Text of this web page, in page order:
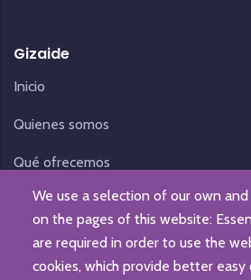
Gizaide
Inicio
Quienes somos
Qué ofrecemos
Noticias
Contacto
We use a selection of our own
on the pages of this website:
are required in order to use the
cookies, which provide better easy